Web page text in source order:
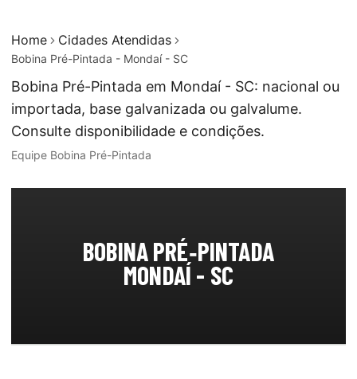
Home Cidades Atendidas
Bobina Pré-Pintada - Mondaí - SC
Bobina Pré-Pintada em Mondaí - SC: nacional ou
importada, base galvanizada ou galvalume.
Consulte disponibilidade e condições.
Equipe Bobina Pré-Pintada
BOBINA PRÉ‑PINTADA
MONDAÍ - SC